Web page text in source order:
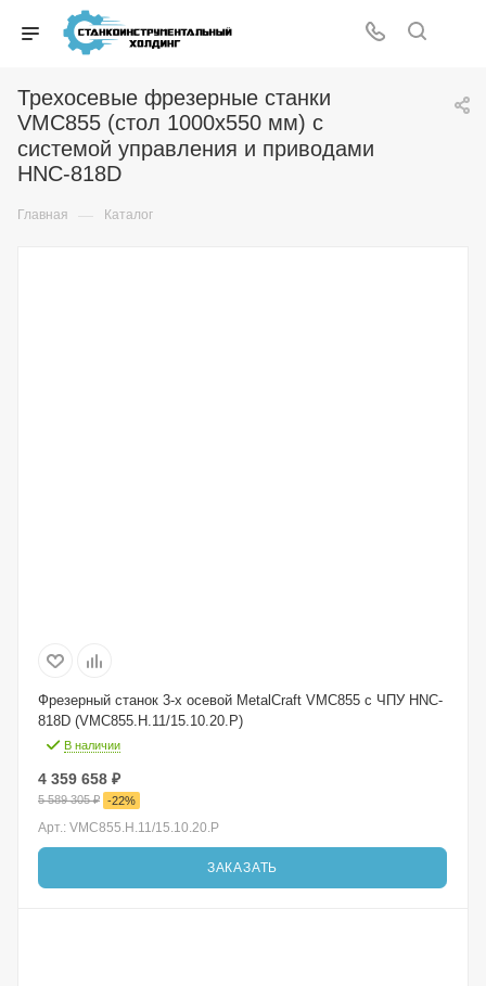
Трехосевые фрезерные станки
VMC855 (стол 1000x550 мм) с
системой управления и приводами
HNC-818D
Главная — Каталог
Фрезерный станок 3-х осевой MetalCraft VMC855 с ЧПУ HNC-
818D (VMC855.H.11/15.10.20.P)
В наличии
4 359 658 ₽
5 589 305₽ -22%
Арт.: VMC855.H.11/15.10.20.P
ЗАКАЗАТЬ